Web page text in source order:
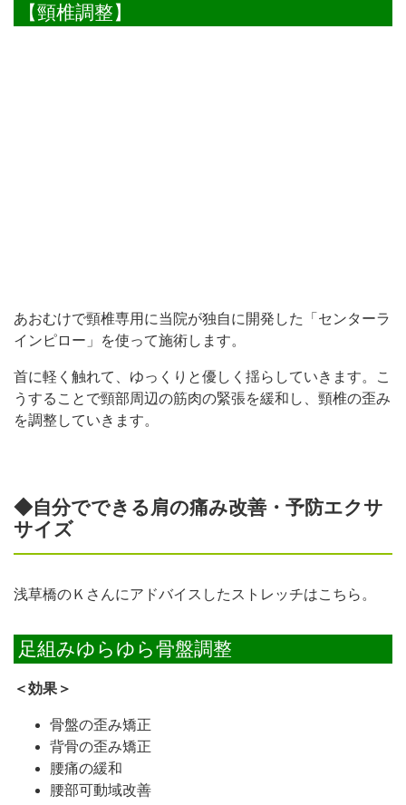
【頸椎調整】
あおむけで頸椎専用に当院が独自に開発した「センターラ
インピロー」を使って施術します。
首に軽く触れて、ゆっくりと優しく揺らしていきます。こ
うすることで頸部周辺の筋肉の緊張を緩和し、頸椎の歪み
を調整していきます。
◆自分でできる肩の痛み改善・予防エクサ
サイズ
浅草橋のＫさんにアドバイスしたストレッチはこちら。
足組みゆらゆら骨盤調整
＜効果＞
骨盤の歪み矯正
背骨の歪み矯正
腰痛の緩和
腰部可動域改善